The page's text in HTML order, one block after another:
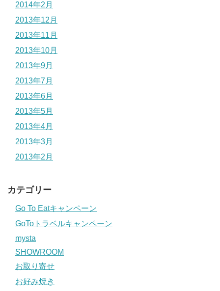
2014年2月
2013年12月
2013年11月
2013年10月
2013年9月
2013年7月
2013年6月
2013年5月
2013年4月
2013年3月
2013年2月
カテゴリー
Go To Eatキャンペーン
GoToトラベルキャンペーン
mysta
SHOWROOM
お取り寄せ
お好み焼き